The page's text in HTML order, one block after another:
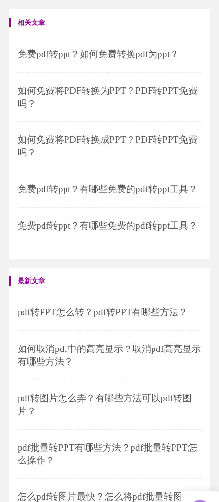
相关文章
免费pdf转ppt？如何免费转换pdf为ppt？
如何免费将PDF转换为PPT？PDF转PPT免费
吗？
如何免费将PDF转换成PPT？PDF转PPT免费
吗？
免费pdf转ppt？有哪些免费的pdf转ppt工具？
免费pdf转ppt？有哪些免费的pdf转ppt工具？
最新文章
pdf转PPT怎么转？pdf转PPT有哪些方法？
如何取消pdf中的高亮显示？取消pdf高亮显示
有哪些方法？
pdf转图片怎么弄？有哪些方法可以pdf转图
片？
pdf批量转PPT有哪些方法？pdf批量转PPT怎
么操作？
怎么pdf转图片最快？怎么将pdf批量转图片格